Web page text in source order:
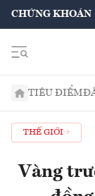
CHỨNG KHOÁN
TIÊU ĐIỂM
THẾ GIỚI
Vàng